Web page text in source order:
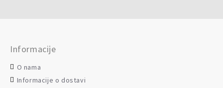
Informacije
O nama
Informacije o dostavi